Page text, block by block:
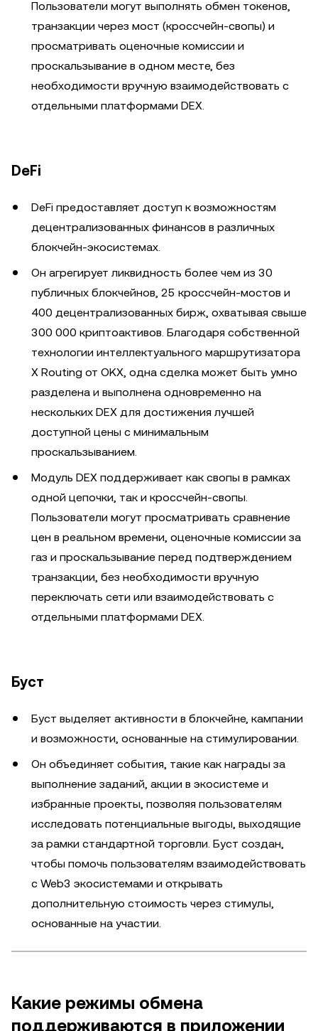
Пользователи могут выполнять обмен токенов,
транзакции через мост (кроссчейн-свопы) и
просматривать оценочные комиссии и
проскальзывание в одном месте, без
необходимости вручную взаимодействовать с
отдельными платформами DEX.
DeFi
DeFi предоставляет доступ к возможностям
децентрализованных финансов в различных
блокчейн-экосистемах.
Он агрегирует ликвидность более чем из 30
публичных блокчейнов, 25 кроссчейн-мостов и
400 децентрализованных бирж, охватывая свыше
300 000 криптоактивов. Благодаря собственной
технологии интеллектуального маршрутизатора
X Routing от OKX, одна сделка может быть умно
разделена и выполнена одновременно на
нескольких DEX для достижения лучшей
доступной цены с минимальным
проскальзыванием.
Модуль DEX поддерживает как свопы в рамках
одной цепочки, так и кроссчейн-свопы.
Пользователи могут просматривать сравнение
цен в реальном времени, оценочные комиссии за
газ и проскальзывание перед подтверждением
транзакции, без необходимости вручную
переключать сети или взаимодействовать с
отдельными платформами DEX.
Буст
Буст выделяет активности в блокчейне, кампании
и возможности, основанные на стимулировании.
Он объединяет события, такие как награды за
выполнение заданий, акции в экосистеме и
избранные проекты, позволяя пользователям
исследовать потенциальные выгоды, выходящие
за рамки стандартной торговли. Буст создан,
чтобы помочь пользователям взаимодействовать
с Web3 экосистемами и открывать
дополнительную стоимость через стимулы,
основанные на участии.
Какие режимы обмена
поддерживаются в приложении